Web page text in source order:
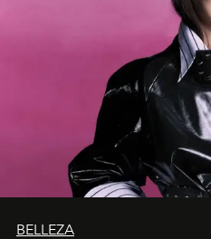
BELLEZA